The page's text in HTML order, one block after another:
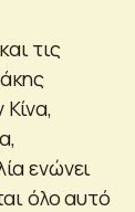
τις
ενώνει
όλο αυτό